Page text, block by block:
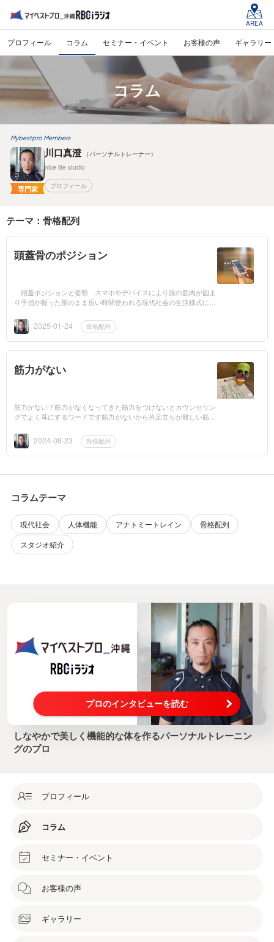
AREA
プロフィール コラム セミナー・イベント お客様の声 ギャラリー
コラム
Mybestpro Members
専門家
川口真澄
（パーソナルトレーナー）
nice life studio
プロフィール
テーマ：骨格配列
頭蓋骨のポジション
頭蓋ポジションと姿勢 スマホやデバイスにより眼の筋肉が固ま
り手指が握った形のまま長い時間使われる現代社会の生活様式に対
吸が難...2025-01-24 骨格配列
筋力がない
筋力がない？筋力がなくなってきた筋力をつけないとカウンセリン
グでよく耳にするワードです筋力がないから片足立ちが難しい筋力
るみが...2024-08-23 骨格配列
コラムテーマ
現代社会 人体機能 アナトミートレイン
骨格配列
スタジオ紹介
プロのインタビューを読む
しなやかで美しく機能的な体を作るパーソナルトレーニン
グのプロ
プロフィール
コラム
セミナー・イベント
お客様の声
ギャラリー